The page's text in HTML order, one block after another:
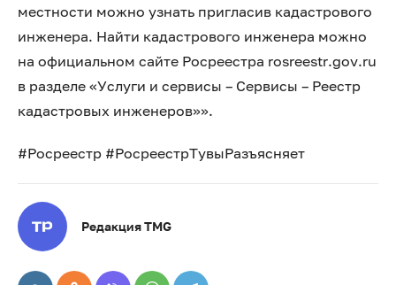
местности можно узнать пригласив кадастрового
инженера. Найти кадастрового инженера можно
на официальном сайте Росреестра rosreestr.gov.ru
в разделе «Услуги и сервисы – Сервисы – Реестр
кадастровых инженеров»».
#Росреестр #РосреестрТувыРазъясняет
Редакция TMG